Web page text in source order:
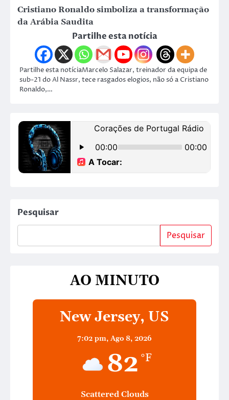
Cristiano Ronaldo simboliza a transformação
da Arábia Saudita
Partilhe esta notícia
Partilhe esta notíciaMarcelo Salazar, treinador da equipa de
sub-21 do Al Nassr, tece rasgados elogios, não só a Cristiano
Ronaldo,…
Pesquisar
Pesquisar
AO MINUTO
New Jersey, US
7:02 pm, Ago 8, 2026
82 °F
Scattered Clouds